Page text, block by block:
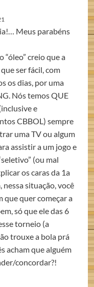
Meus parabéns
creio que a
ser fácil, com
os dias, por uma
Nós temos QUE
e
CBBOL) sempre
uma TV ou algum
assistir a um jogo e
(ou mal
os caras da 1a
nessa situação, você
que quer começar a
só que ele das 6
torneio (a
trouxe a bola prá
acham que alguém
concordar?!